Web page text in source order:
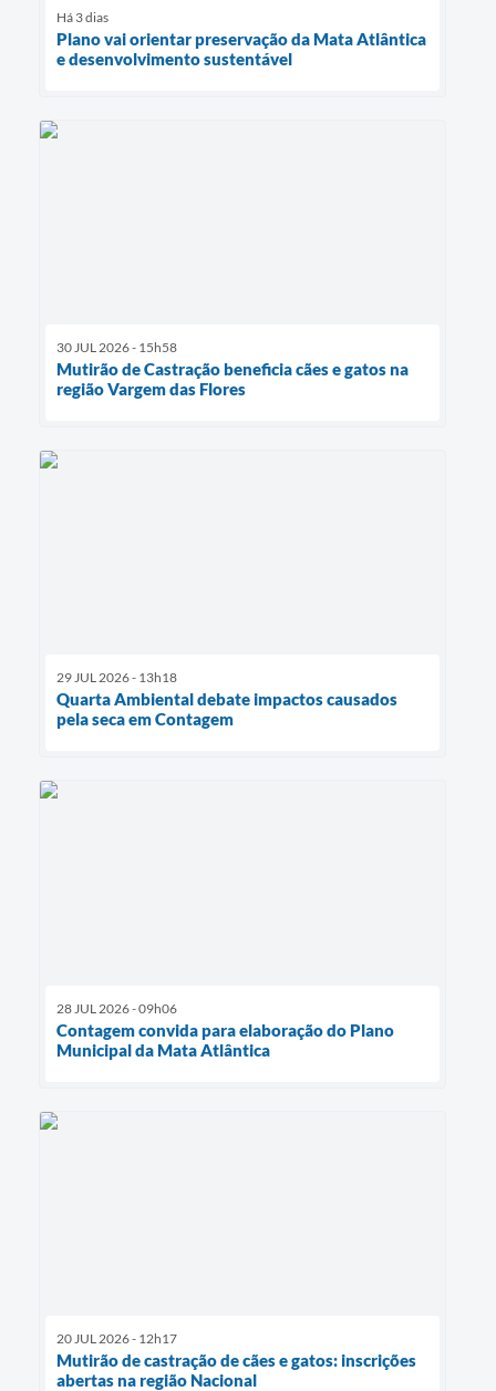
Há 3 dias
Plano vai orientar preservação da Mata Atlântica
e desenvolvimento sustentável
30 JUL 2026 - 15h58
Mutirão de Castração beneficia cães e gatos na
região Vargem das Flores
29 JUL 2026 - 13h18
Quarta Ambiental debate impactos causados
pela seca em Contagem
28 JUL 2026 - 09h06
Contagem convida para elaboração do Plano
Municipal da Mata Atlântica
20 JUL 2026 - 12h17
Mutirão de castração de cães e gatos: inscrições
abertas na região Nacional